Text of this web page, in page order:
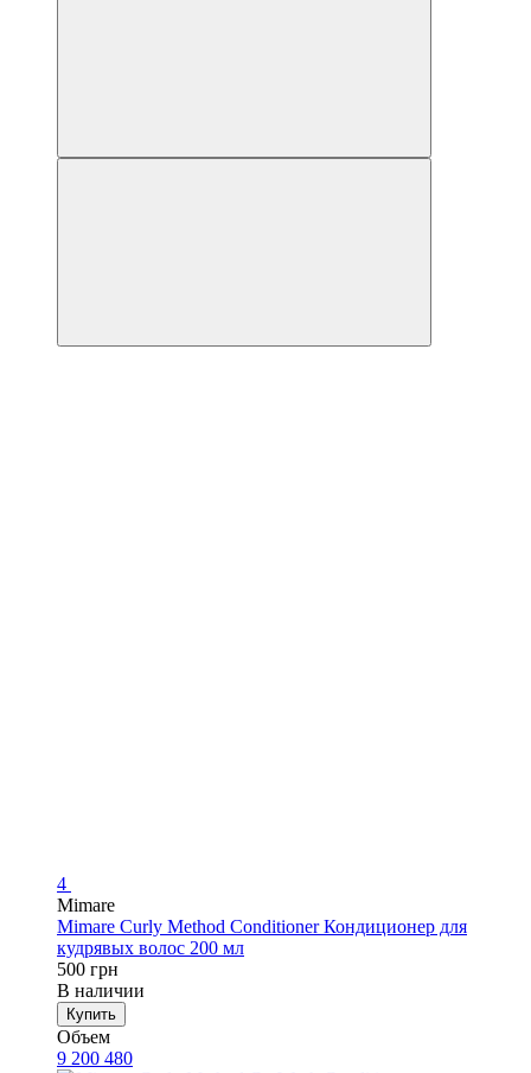
4
Mimare
Mimare Curly Method Conditioner Кондиционер для
кудрявых волос 200 мл
500 грн
В наличии
Купить
Объем
9 200 480